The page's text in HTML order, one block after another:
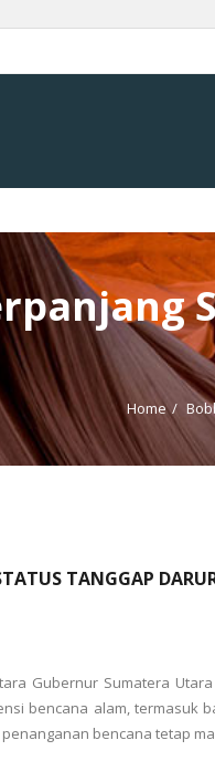
Home /
TANGGAP
Gubernur Sumatera
bencana alam, termasuk
bencana tetap